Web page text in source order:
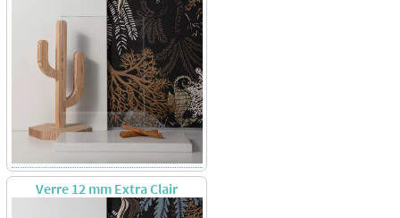
Verre 12 mm Extra Clair